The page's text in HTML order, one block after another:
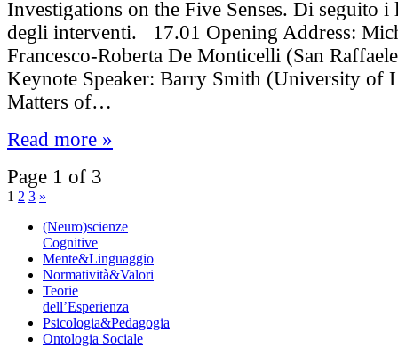
Investigations on the Five Senses. Di seguito
degli interventi. 17.01 Opening Address:
Francesco-Roberta De Monticelli (San
Keynote Speaker: Barry Smith (University of
Matters of…
Read more »
Page 1 of 3
1 2 3 »
(Neuro)scienze
Cognitive
Mente&Linguaggio
Normatività&Valori
Teorie
dell’Esperienza
Psicologia&Pedagogia
Ontologia Sociale